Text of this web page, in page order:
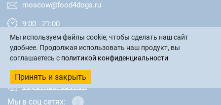
moscow@food4dogs.ru
9:00 - 21:00
Москва и МО
обратный звонок
Мы в соц сетях:
Мы используем файлы cookie, чтобы сделать наш сайт
удобнее. Продолжая использовать наш продукт, вы
соглашаетесь с политикой конфиденциальности
Принять и закрыть